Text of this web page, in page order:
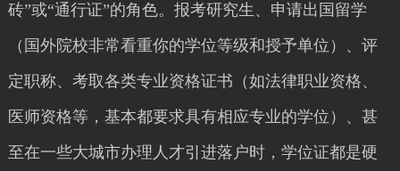
砖”或“通行证”的角色。报考研究生、申请出国留学
（国外院校非常看重你的学位等级和授予单位）、评
定职称、考取各类专业资格证书（如法律职业资格、
医师资格等，基本都要求具有相应专业的学位）、甚
至在一些大城市办理人才引进落户时，学位证都是硬